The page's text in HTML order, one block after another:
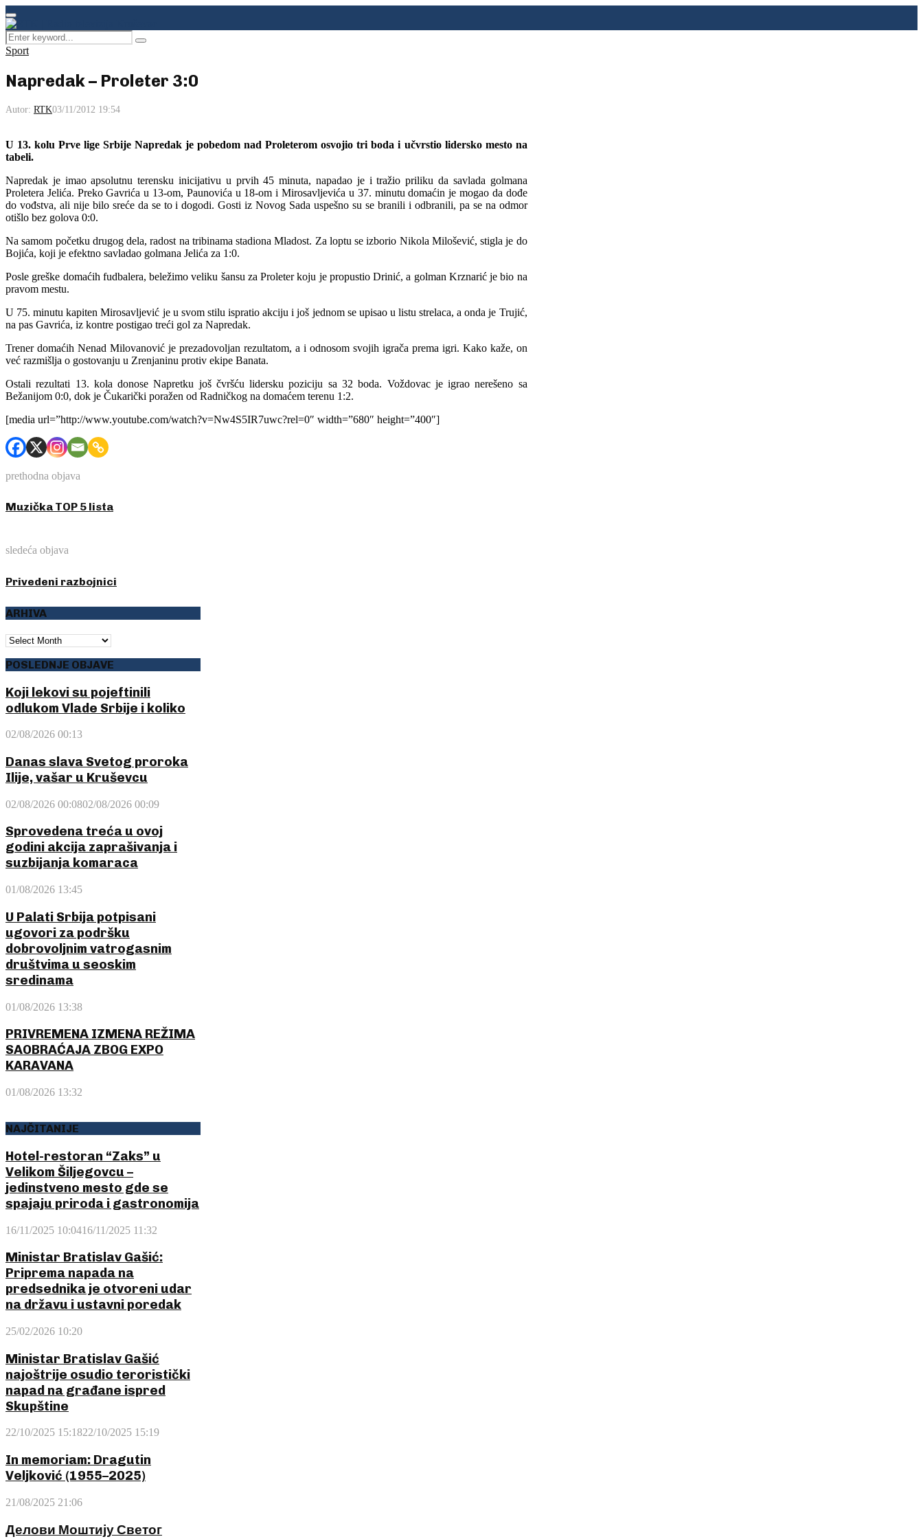
Facebook
Instagram
Youtube
Primary
Menu
Search
for:
Pretraga
Sport
Napredak – Proleter 3:0
Autor: RTK03/11/2012 19:54
U 13. kolu Prve lige Srbije Napredak je pobedom nad Proleterom osvojio tri boda i učvrstio lidersko mesto na
tabeli.
Napredak je imao apsolutnu terensku inicijativu u prvih 45 minuta, napadao je i tražio priliku da savlada golmana
Proletera Jelića. Preko Gavrića u 13-om, Paunovića u 18-om i Mirosavljevića u 37. minutu domaćin je mogao da dođe
do vođstva, ali nije bilo sreće da se to i dogodi. Gosti iz Novog Sada uspešno su se branili i odbranili, pa se na odmor
otišlo bez golova 0:0.
Na samom početku drugog dela, radost na tribinama stadiona Mladost. Za loptu se izborio Nikola Milošević, stigla je do
Bojića, koji je efektno savladao golmana Jelića za 1:0.
Posle greške domaćih fudbalera, beležimo veliku šansu za Proleter koju je propustio Drinić, a golman Krznarić je bio na
pravom mestu.
U 75. minutu kapiten Mirosavljević je u svom stilu ispratio akciju i još jednom se upisao u listu strelaca, a onda je Trujić,
na pas Gavrića, iz kontre postigao treći gol za Napredak.
Trener domaćih Nenad Milovanović je prezadovoljan rezultatom, a i odnosom svojih igrača prema igri. Kako kaže, on
već razmišlja o gostovanju u Zrenjaninu protiv ekipe Banata.
Ostali rezultati 13. kola donose Napretku još čvršću lidersku poziciju sa 32 boda. Voždovac je igrao nerešeno sa
Bežanijom 0:0, dok je Čukarički poražen od Radničkog na domaćem terenu 1:2.
[media url=”http://www.youtube.com/watch?v=Nw4S5IR7uwc?rel=0″ width=”680″ height=”400″]
prethodna objava
Muzička TOP 5 lista
sledeća objava
Privedeni razbojnici
ARHIVA
ARHIVA
POSLEDNJE OBJAVE
Koji lekovi su pojeftinili
odlukom Vlade Srbije i koliko
02/08/2026 00:13
Danas slava Svetog proroka
Ilije, vašar u Kruševcu
02/08/2026 00:0802/08/2026 00:09
Sprovedena treća u ovoj
godini akcija zaprašivanja i
suzbijanja komaraca
01/08/2026 13:45
U Palati Srbija potpisani
ugovori za podršku
dobrovoljnim vatrogasnim
društvima u seoskim
sredinama
01/08/2026 13:38
PRIVREMENA IZMENA REŽIMA
SAOBRAĆAJA ZBOG EXPO
KARAVANA
01/08/2026 13:32
NAJČITANIJE
Hotel-restoran “Zaks” u
Velikom Šiljegovcu –
jedinstveno mesto gde se
spajaju priroda i gastronomija
16/11/2025 10:0416/11/2025 11:32
Ministar Bratislav Gašić:
Priprema napada na
predsednika je otvoreni udar
na državu i ustavni poredak
25/02/2026 10:20
Ministar Bratislav Gašić
najoštrije osudio teroristički
napad na građane ispred
Skupštine
22/10/2025 15:1822/10/2025 15:19
In memoriam: Dragutin
Veljković (1955–2025)
21/08/2025 21:06
Делови Моштију Светог